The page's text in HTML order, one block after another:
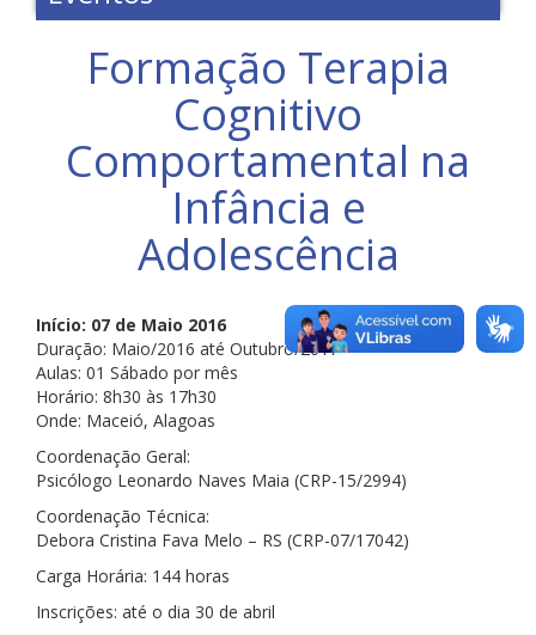
Formação Terapia
Cognitivo
Comportamental na
Infância e
Adolescência
Início: 07 de Maio 2016
Duração: Maio/2016 até Outubro/2017
Aulas: 01 Sábado por mês
Horário: 8h30 às 17h30
Onde: Maceió, Alagoas
Coordenação Geral:
Psicólogo Leonardo Naves Maia (CRP-15/2994)
Coordenação Técnica:
Debora Cristina Fava Melo – RS (CRP-07/17042)
Carga Horária: 144 horas
Inscrições: até o dia 30 de abril